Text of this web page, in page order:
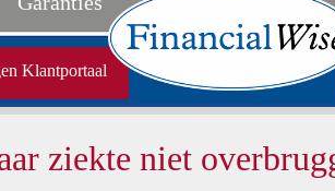
Uw garanties
Vergelijkingskaarten
Samenwerkende partners
Klantportaal
ziekte niet